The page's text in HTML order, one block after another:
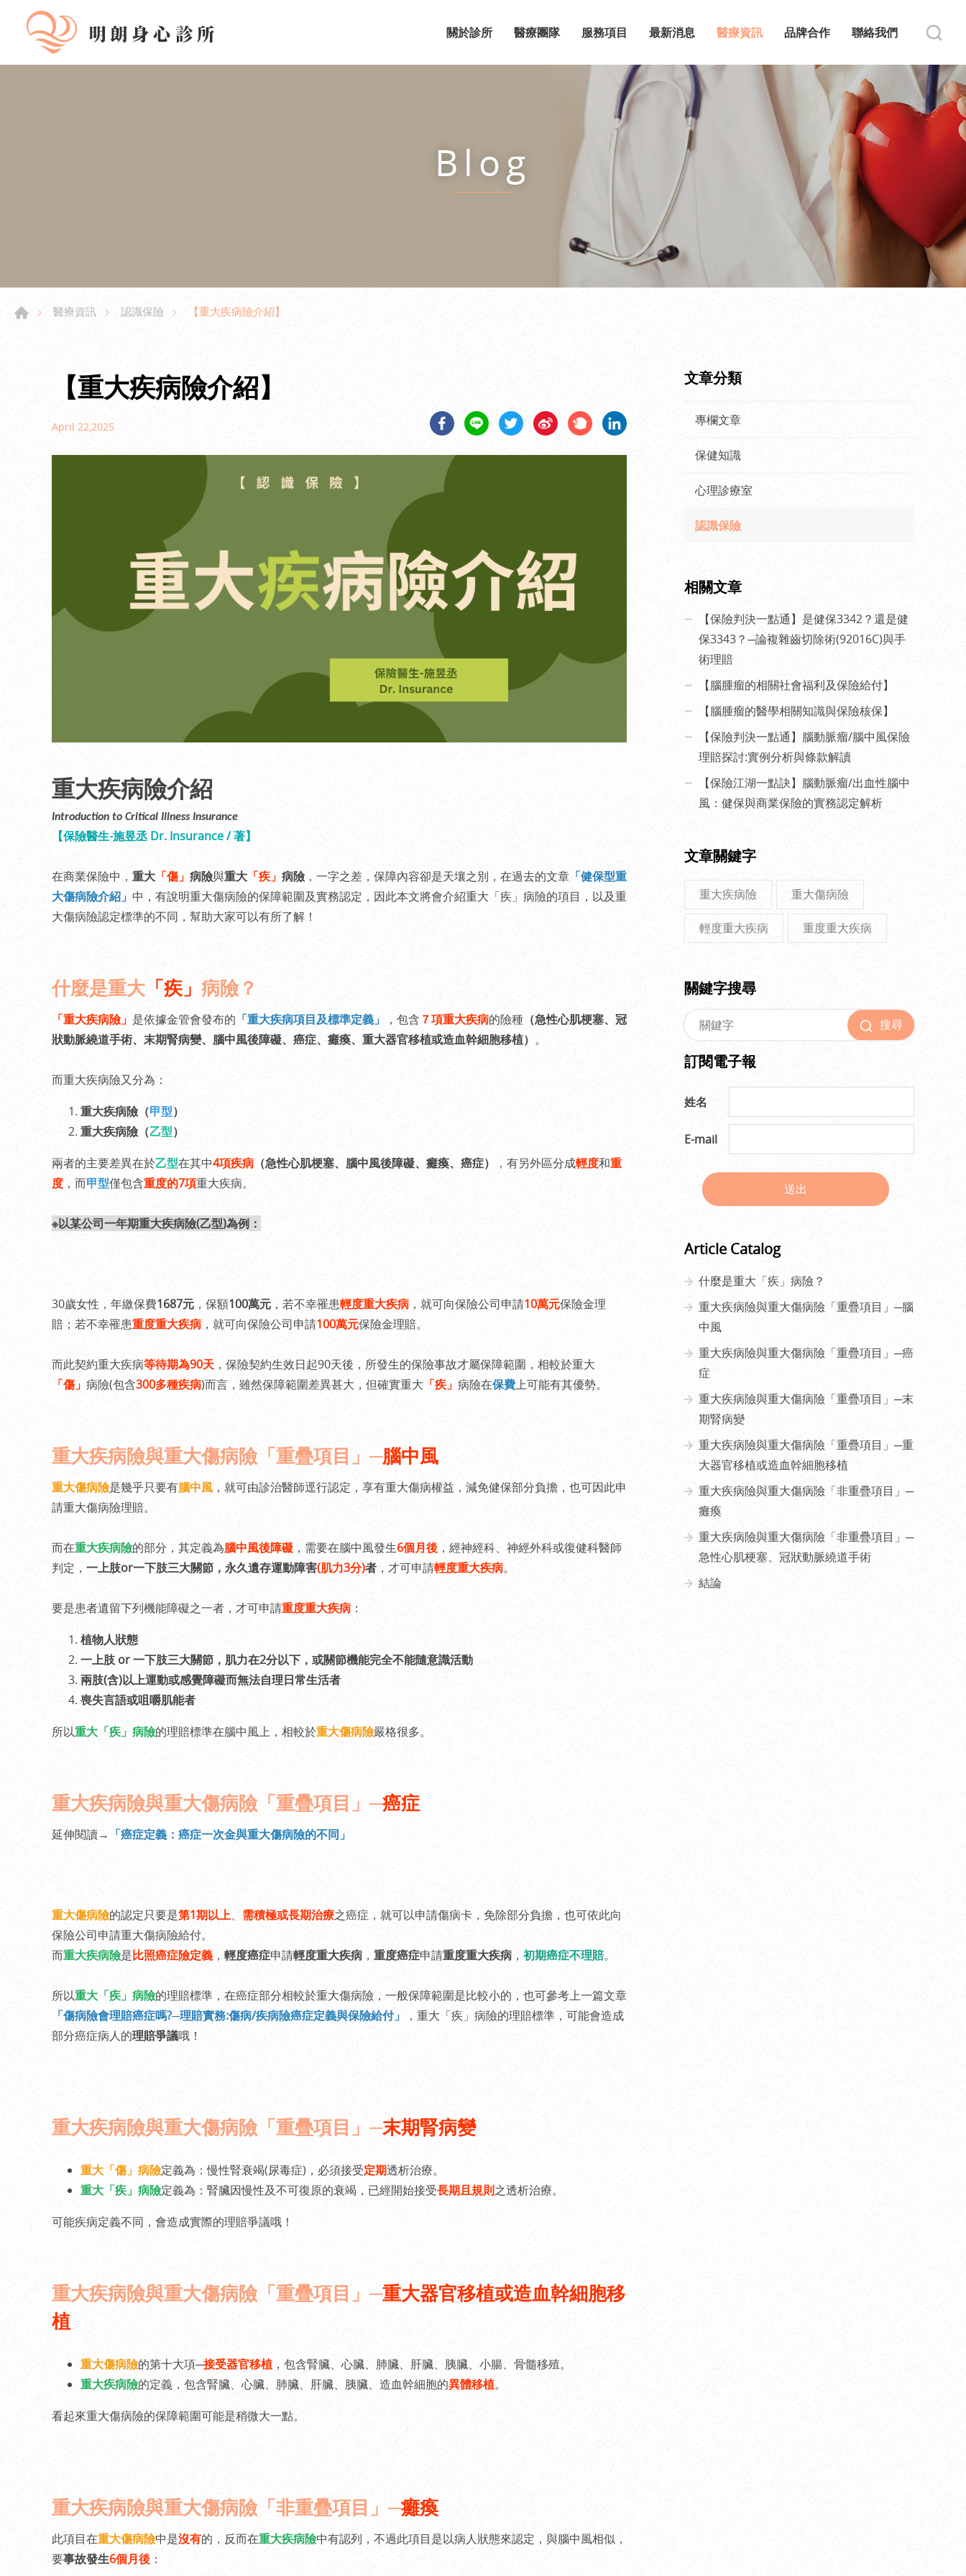
關於診所 醫療團隊 服務項目 最新消息 醫療資訊 品牌合作 聯絡我們
Blog
醫療資訊 認識保險 【重大疾病險介紹】
【重大疾病險介紹】
April 22,2025
重大疾病險介紹
Introduction to Critical Illness Insurance
【保險醫生-施昱丞 Dr. Insurance / 著】
在商業保險中， 重大「傷」 病險與重大「疾」 病險，一字之差，保障內容卻是天壤之別，在過去的文章 「健保型重
大傷病險介紹」 中，有說明重大傷病險的保障範圍及實務認定，因此本文將會介紹重大「疾」病險的項目，以及重
大傷病險認定標準的不同，幫助大家可以有所了解！
什麼是重大「疾」 病險？
「重大疾病險」 是依據金管會發布的 「重大疾病項目及標準定義」 ，包含 ７項重大疾病的險種 （急性心肌梗塞、冠
狀動脈繞道手術、末期腎病變、腦中風後障礙、癌症、癱瘓、重大器官移植或造血幹細胞移植） 。
而重大疾病險又分為：
重大疾病險（甲型）
重大疾病險（乙型）
兩者的主要差異在於乙型在其中4項疾病 （急性心肌梗塞、腦中風後障礙、癱瘓、癌症） ，有另外區分成輕度和重
度 ，而甲型僅包含重度的7項重大疾病。
※以某公司一年期重大疾病險(乙型)為例：
30歲女性，年繳保費1687元 ，保額100萬元 ，若不幸罹患輕度重大疾病 ，就可向保險公司申請10萬元保險金理
賠；若不幸罹患重度重大疾病 ，就可向保險公司申請100萬元保險金理賠。
而此契約重大疾病等待期為90天 ，保險契約生效日起90天後，所發生的保險事故才屬保障範圍，相較於重大
「傷」 病險(包含300多種疾病)而言，雖然保障範圍差異甚大，但確實重大 「疾」 病險在保費上可能有其優勢。
重大疾病險與重大傷病險「重疊項目」─腦中風
重大傷病險是幾乎只要有腦中風 ，就可由診治醫師逕行認定，享有重大傷病權益，減免健保部分負擔，也可因此申
請重大傷病險理賠。
而在重大疾病險的部分，其定義為腦中風後障礙 ，需要在腦中風發生6個月後 ，經神經科、神經外科或復健科醫師
判定， 一上肢or一下肢三大關節，永久遺存運動障害(肌力3分)者 ，才可申請輕度重大疾病。
要是患者遺留下列機能障礙之一者，才可申請重度重大疾病 ：
植物人狀態
一上肢 or 一下肢三大關節，肌力在2分以下，或關節機能完全不能隨意識活動
兩肢(含)以上運動或感覺障礙而無法自理日常生活者
喪失言語或咀嚼肌能者
所以重大「疾」病險的理賠標準在腦中風上，相較於重大傷病險嚴格很多。
重大疾病險與重大傷病險「重疊項目」─癌症
延伸閱讀→ 「癌症定義：癌症一次金與重大傷病險的不同」
重大傷病險的認定只要是第1期以上、 需積極或長期治療之癌症，就可以申請傷病卡，免除部分負擔，也可依此向
保險公司申請重大傷病險給付。
而重大疾病險是比照癌症險定義 ， 輕度癌症申請輕度重大疾病 ， 重度癌症申請重度重大疾病 ， 初期癌症不理賠。
所以重大「疾」病險的理賠標準，在癌症部分相較於重大傷病險，一般保障範圍是比較小的，也可參考上一篇文章
「傷病險會理賠癌症嗎?─理賠實務:傷病/疾病險癌症定義與保險給付」
，重大「疾」病險的理賠標準，可能會造成
部分癌症病人的理賠爭議哦！
重大疾病險與重大傷病險「重疊項目」─末期腎病變
重大「傷」病險定義為：慢性腎衰竭(尿毒症)，必須接受定期透析治療。
重大「疾」病險定義為：腎臟因慢性及不可復原的衰竭，已經開始接受長期且規則之透析治療。
可能疾病定義不同，會造成實際的理賠爭議哦！
重大疾病險與重大傷病險「重疊項目」─重大器官移植或造血幹細胞移
植
重大傷病險的第十大項─接受器官移植，包含腎臟、心臟、肺臟、肝臟、胰臟、小腸、骨髓移殖。
重大疾病險的定義，包含腎臟、心臟、肺臟、肝臟、胰臟、造血幹細胞的異體移植。
看起來重大傷病險的保障範圍可能是稍微大一點。
重大疾病險與重大傷病險「非重疊項目」─癱瘓
此項目在重大傷病險中是沒有的，反而在重大疾病險中有認列，不過此項目是以病人狀態來認定，與腦中風相似，
要事故發生6個月後 ：
文章分類
專欄文章
保健知識
心理診療室
認識保險
相關文章
【保險判決一點通】是健保3342？還是健
保3343？─論複雜齒切除術(92016C)與手
術理賠
【腦腫瘤的相關社會福利及保險給付】
【腦腫瘤的醫學相關知識與保險核保】
【保險判決一點通】腦動脈瘤/腦中風保險
理賠探討:實例分析與條款解讀
【保險江湖一點訣】腦動脈瘤/出血性腦中
風：健保與商業保險的實務認定解析
文章關鍵字
重大疾病險 重大傷病險
輕度重大疾病 重度重大疾病
關鍵字搜尋
搜尋
訂閱電子報
姓名
E-mail
送出
Article Catalog
什麼是重大「疾」病險？
重大疾病險與重大傷病險「重疊項目」─腦
中風
重大疾病險與重大傷病險「重疊項目」─癌
症
重大疾病險與重大傷病險「重疊項目」─末
期腎病變
重大疾病險與重大傷病險「重疊項目」─重
大器官移植或造血幹細胞移植
重大疾病險與重大傷病險「非重疊項目」─
癱瘓
重大疾病險與重大傷病險「非重疊項目」─
急性心肌梗塞、冠狀動脈繞道手術
結論